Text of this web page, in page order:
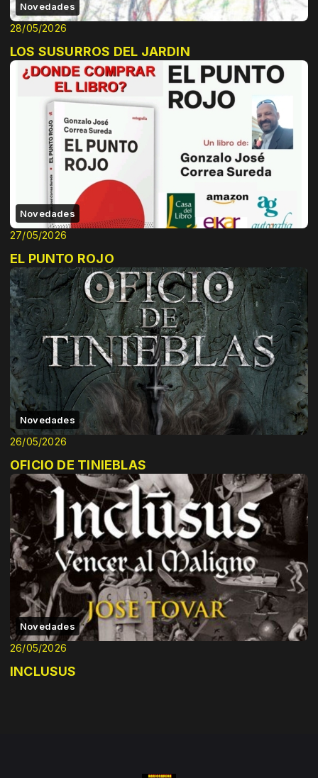
Novedades
28/05/2026
LOS SUSURROS DEL JARDIN
Novedades
27/05/2026
EL PUNTO ROJO
Novedades
26/05/2026
OFICIO DE TINIEBLAS
Novedades
26/05/2026
INCLUSUS